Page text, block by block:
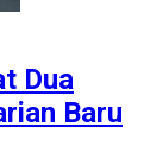
Dua
Baru